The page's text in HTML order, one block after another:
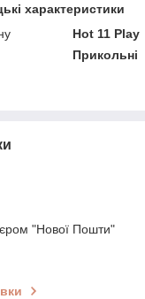
характеристики
Hot 11 Play
Прикольні
"Нової Пошти"